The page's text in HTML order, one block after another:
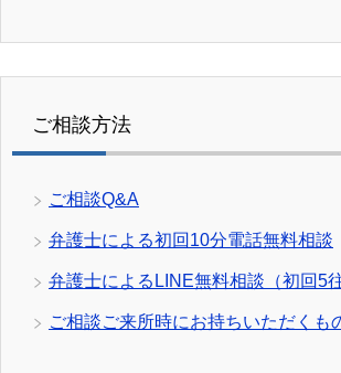
ご相談方法
ご相談Q&A
弁護士による初回10分電話無料相談
弁護士によるLINE無料相談（初回5
ご相談ご来所時にお持ちいただくも